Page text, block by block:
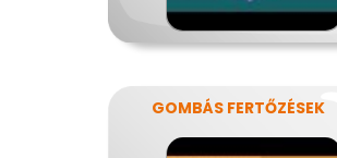
GOMBÁS FERTŐZÉSEK